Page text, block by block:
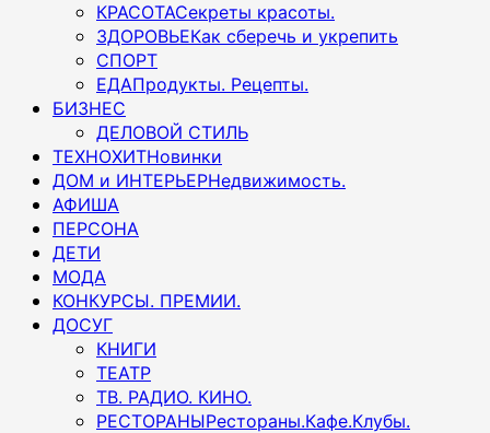
КРАСОТАСекреты красоты.
ЗДОРОВЬЕКак сберечь и укрепить
СПОРТ
ЕДАПродукты. Рецепты.
БИЗНЕС
ДЕЛОВОЙ СТИЛЬ
ТЕХНОХИТНовинки
ДОМ и ИНТЕРЬЕРНедвижимость.
АФИША
ПЕРСОНА
ДЕТИ
МОДА
КОНКУРСЫ. ПРЕМИИ.
ДОСУГ
КНИГИ
ТЕАТР
ТВ. РАДИО. КИНО.
РЕСТОРАНЫРестораны.Кафе.Клубы.